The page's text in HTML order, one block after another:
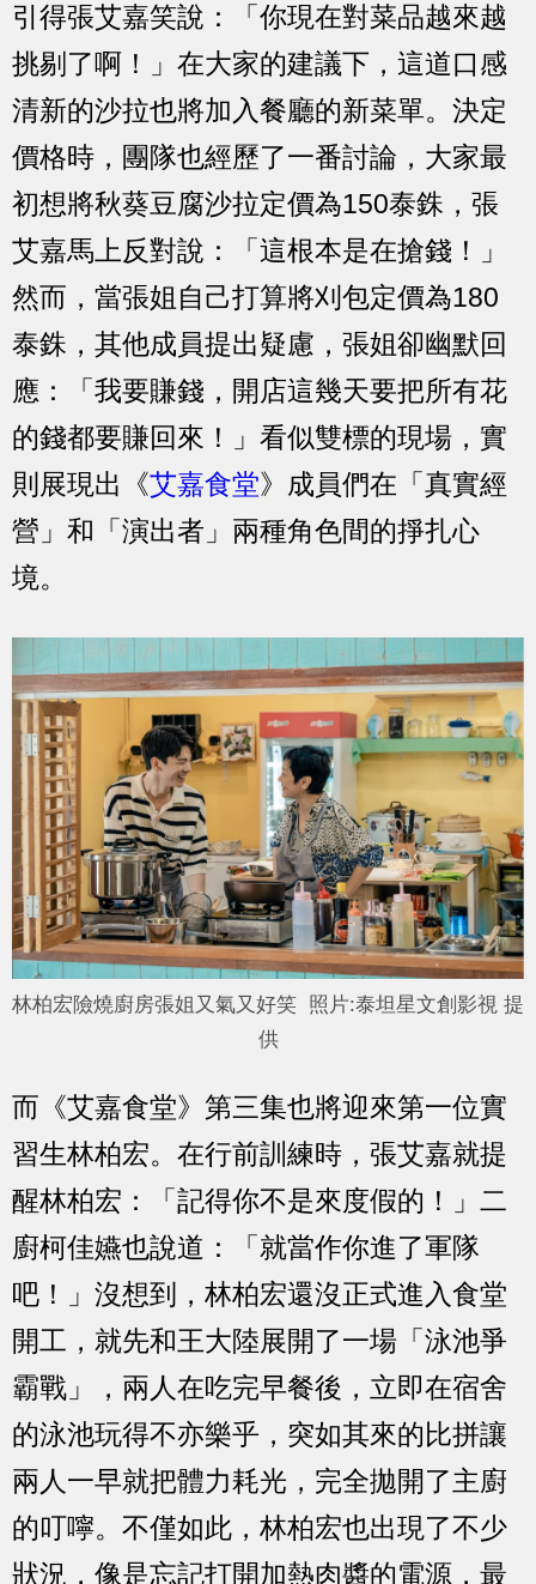
引得張艾嘉笑說：「你現在對菜品越來越
挑剔了啊！」在大家的建議下，這道口感
清新的沙拉也將加入餐廳的新菜單。決定
價格時，團隊也經歷了一番討論，大家最
初想將秋葵豆腐沙拉定價為150泰銖，張
艾嘉馬上反對說：「這根本是在搶錢！」
然而，當張姐自己打算將刈包定價為180
泰銖，其他成員提出疑慮，張姐卻幽默回
應：「我要賺錢，開店這幾天要把所有花
的錢都要賺回來！」看似雙標的現場，實
則展現出《艾嘉食堂》成員們在「真實經
營」和「演出者」兩種角色間的掙扎心
境。
林柏宏險燒廚房張姐又氣又好笑 照片:泰坦星文創影視 提
供
而《艾嘉食堂》第三集也將迎來第一位實
習生林柏宏。在行前訓練時，張艾嘉就提
醒林柏宏：「記得你不是來度假的！」二
廚柯佳嬿也說道：「就當作你進了軍隊
吧！」沒想到，林柏宏還沒正式進入食堂
開工，就先和王大陸展開了一場「泳池爭
霸戰」，兩人在吃完早餐後，立即在宿舍
的泳池玩得不亦樂乎，突如其來的比拼讓
兩人一早就把體力耗光，完全拋開了主廚
的叮嚀。不僅如此，林柏宏也出現了不少
狀況，像是忘記打開加熱肉醬的電源，最